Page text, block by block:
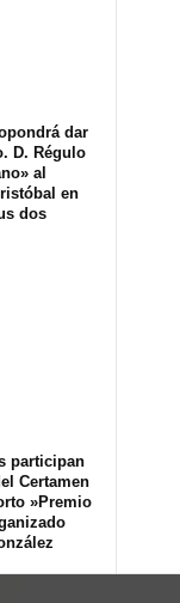
dar
D. Régulo
al
en
dos
participan
Certamen
»Premio